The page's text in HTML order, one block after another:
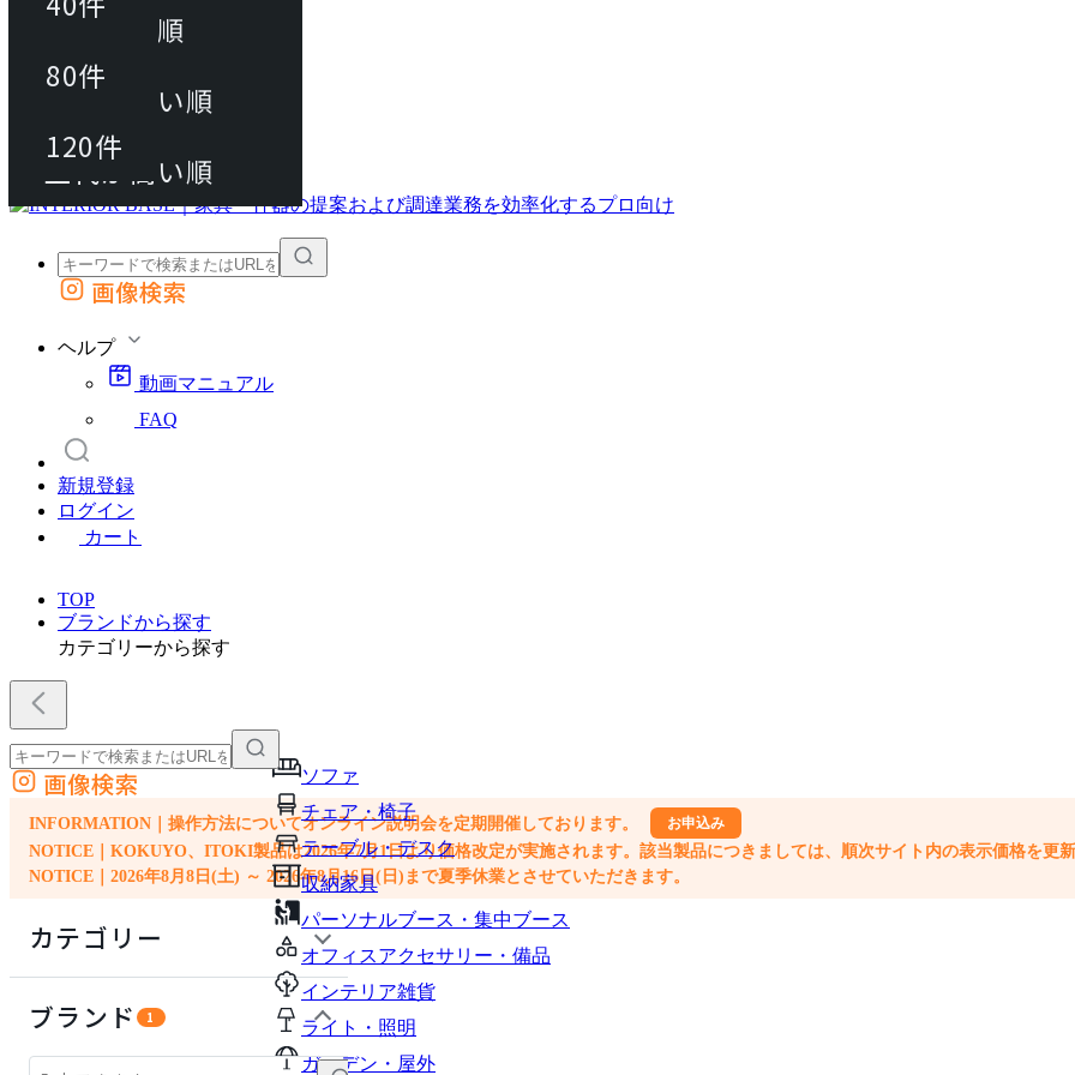
動画マニュアル
FAQ
カート
外部サイトの商品をカートに追加
画像検索
ヘルプ
動画マニュアル
FAQ
新規登録
ログイン
カート
TOP
ブランドから探す
カテゴリーから探す
ソファ
チェア・椅子
テーブル・デスク
収納家具
パーソナルブース・集中ブース
オフィスアクセサリー・備品
インテリア雑貨
ライト・照明
ガーデン・屋外
外部サイトの商品をカートに追加
他のサイトで見つけた商品ページのURLを貼り付けて、カートに追加できます
画像検索
INFORMATION｜操作方法についてオンライン説明会を定期開催しております。 お申込み
NOTICE｜KOKUYO、ITOKI製品は2026年7月1日より価格改定が実施されます。該当製品につきましては、順次サイト内の表示価格を更新
NOTICE｜2026年8月8日(土) ～ 2026年8月16日(日)まで夏季休業とさせていただきます。
カテゴリー
ブランド 1
80件
120件
おすすめ順
上代が安い順
上代が高い順
80件
120件